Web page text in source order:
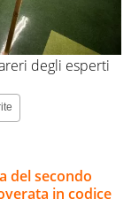
degli esperti
del secondo
in codice